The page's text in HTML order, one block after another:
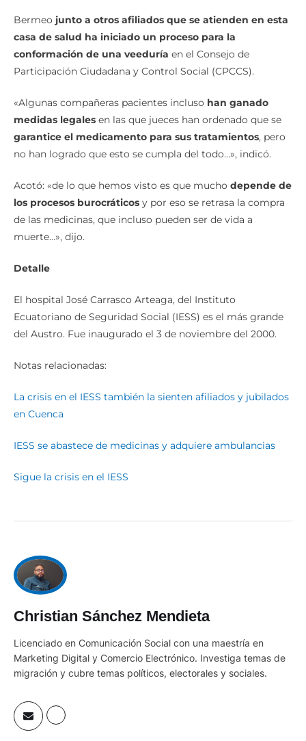
Bermeo junto a otros afiliados que se atienden en esta
casa de salud ha iniciado un proceso para la
conformación de una veeduría en el Consejo de
Participación Ciudadana y Control Social (CPCCS).
«Algunas compañeras pacientes incluso han ganado
medidas legales en las que jueces han ordenado que se
garantice el medicamento para sus tratamientos, pero
no han logrado que esto se cumpla del todo…», indicó.
Acotó: «de lo que hemos visto es que mucho depende de
los procesos burocráticos y por eso se retrasa la compra
de las medicinas, que incluso pueden ser de vida a
muerte…», dijo.
Detalle
El hospital José Carrasco Arteaga, del Instituto
Ecuatoriano de Seguridad Social (IESS) es el más grande
del Austro. Fue inaugurado el 3 de noviembre del 2000.
Notas relacionadas:
La crisis en el IESS también la sienten afiliados y jubilados
en Cuenca
IESS se abastece de medicinas y adquiere ambulancias
Sigue la crisis en el IESS
Christian Sánchez Mendieta
Licenciado en Comunicación Social con una maestría en
Marketing Digital y Comercio Electrónico. Investiga temas de
migración y cubre temas políticos, electorales y sociales.